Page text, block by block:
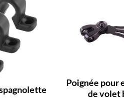
Poignée pour
de volet